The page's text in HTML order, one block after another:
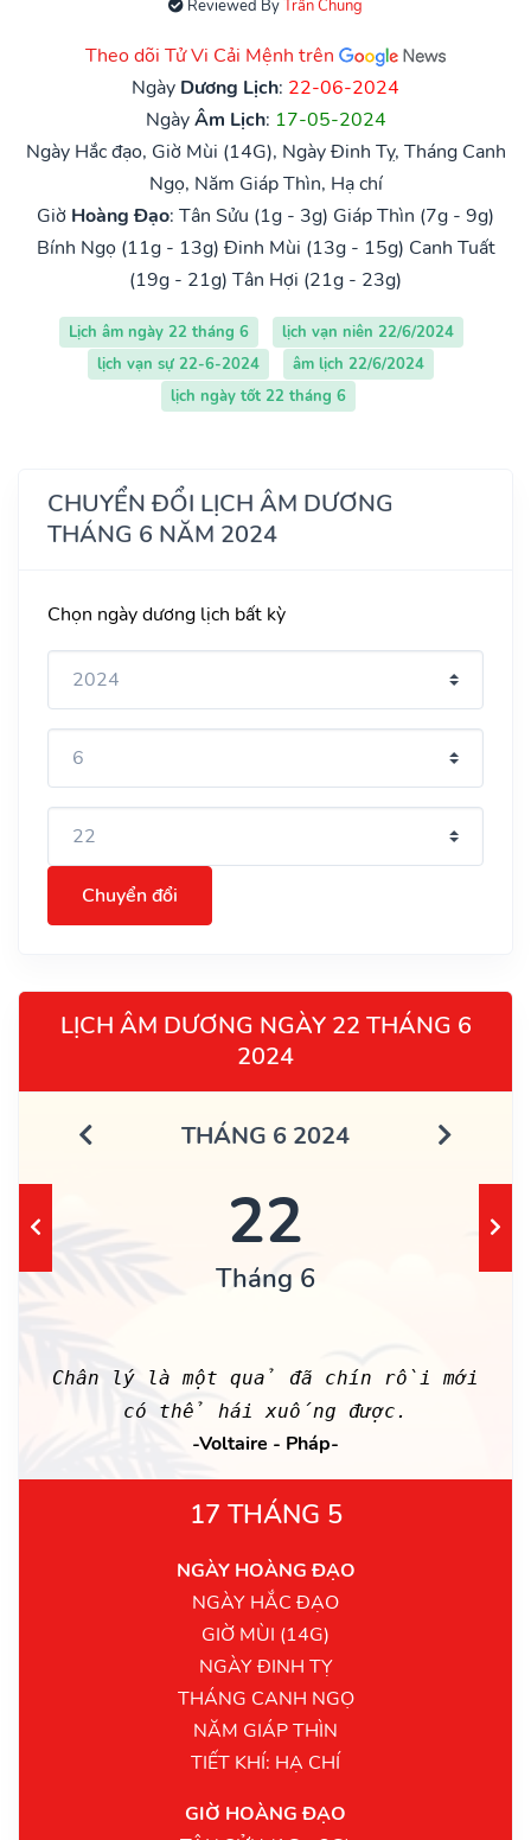
Reviewed ByTrần Chung
Theo dõi Tử Vi Cải Mệnh trên
Ngày Dương Lịch: 22-06-2024
NgàyÂm Lịch: 17-05-2024
Ngày Hắc đạo, Giờ Mùi (14G), Ngày Đinh Tỵ, Tháng Canh
Ngọ, Năm Giáp Thìn, Hạ chí
Giờ Hoàng Đạo: Tân Sửu (1g - 3g) Giáp Thìn (7g - 9g)
Bính Ngọ (11g - 13g) Đinh Mùi (13g - 15g) Canh Tuất
(19g - 21g) Tân Hợi (21g - 23g)
Lịch âm ngày 22 tháng 6
lịch vạn niên 22/6/2024
lịch vạn sự 22-6-2024
âm lịch 22/6/2024
lịch ngày tốt 22 tháng 6
CHUYỂN ĐỔI LỊCH ÂM DƯƠNG
THÁNG 6 NĂM 2024
Chọn ngày dương lịch bất kỳ
Chuyển đổi
LỊCH ÂM DƯƠNG NGÀY 22 THÁNG 6
2024
THÁNG 6 2024
22
Tháng 6
Chân lý là một quả đã chín rồi mới
có thể hái xuống được.
-Voltaire - Pháp-
17 THÁNG 5
NGÀY HOÀNG ĐẠO
NGÀY HẮC ĐẠO
GIỜ MÙI (14G)
NGÀY ĐINH TỴ
THÁNG CANH NGỌ
NĂM GIÁP THÌN
TIẾT KHÍ: HẠ CHÍ
GIỜ HOÀNG ĐẠO